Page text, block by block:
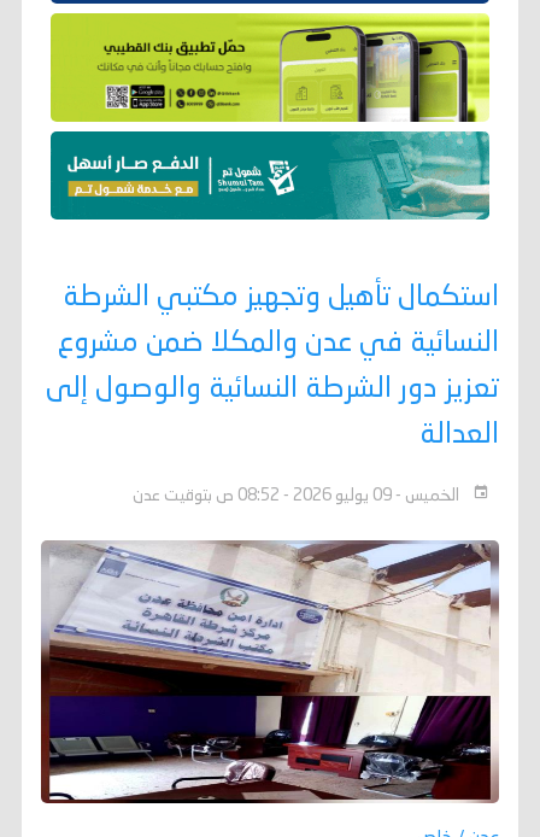
استكمال تأهيل وتجهيز مكتبي الشرطة
النسائية في عدن والمكلا ضمن مشروع
تعزيز دور الشرطة النسائية والوصول إلى
العدالة
الخميس - 09 يوليو 2026 - 08:52 ص بتوقيت عدن